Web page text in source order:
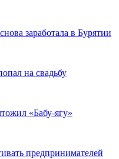
заработала в Бурятии
на свадьбу
«Бабу-ягу»
предпринимателей